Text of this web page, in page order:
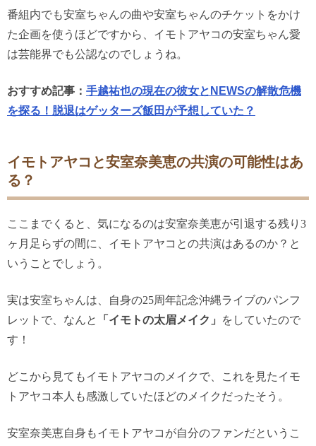
番組内でも安室ちゃんの曲や安室ちゃんのチケットをかけ
た企画を使うほどですから、イモトアヤコの安室ちゃん愛
は芸能界でも公認なのでしょうね。
おすすめ記事： 手越祐也の現在の彼女とNEWSの解散危機
を探る！脱退はゲッターズ飯田が予想していた？
イモトアヤコと安室奈美恵の共演の可能性はあ
る？
ここまでくると、気になるのは安室奈美恵が引退する残り 3
ヶ月足らずの間に、イモトアヤコとの共演はあるのか？と
いうことでしょう。
実は安室ちゃんは、自身の25周年記念沖縄ライブのパンフ
レットで、なんと
「イモトの太眉メイク」
をしていたので
す！
どこから見てもイモトアヤコのメイクで、これを見たイモ
トアヤコ本人も感激していたほどのメイクだったそう。
安室奈美恵自身もイモトアヤコが自分のファンだというこ